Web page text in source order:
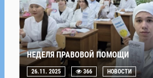
НЕДЕЛЯ ПРАВОВОЙ ПОМОЩИ
26.11. 2025 366 НОВОСТИ